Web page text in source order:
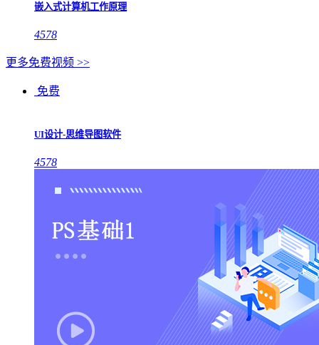
嵌入式计算机工作原理
4578
更多免费视频 >>
免费
UI设计-思维导图软件
4578